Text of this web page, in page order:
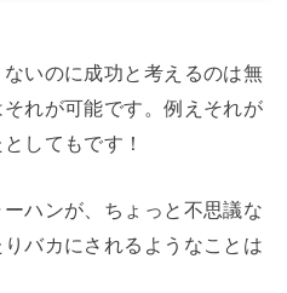
いのに成功と考えるのは無
れが可能です。例えそれが
してもです！
ハンが、ちょっと不思議な
バカにされるようなことは